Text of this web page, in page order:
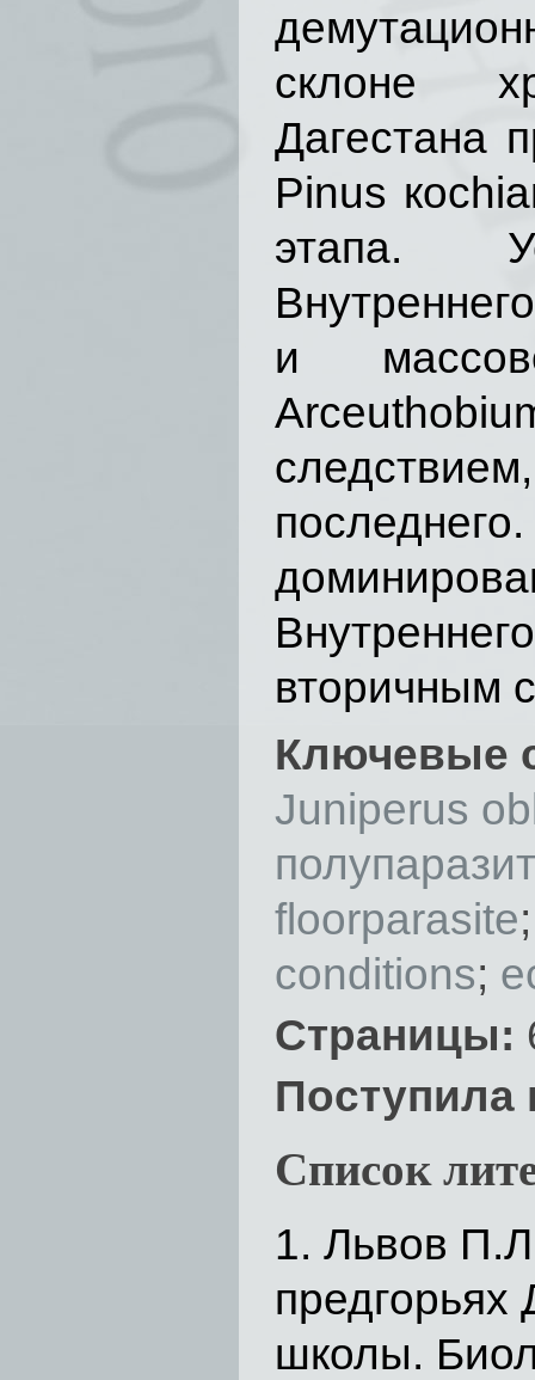
склоне
Дагестана
Pinus
этапа.
и
вторичным
Ключевые
Juniperus
полупаразит
floorparasite
conditions;
Страницы:
Поступила
Список
Львов
школы.